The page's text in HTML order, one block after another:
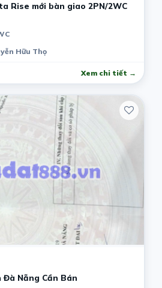
Rise mới bàn giao 2PN/2WC
Hữu Thọ
Xem chi tiết →
Đà Nẵng Cần Bán